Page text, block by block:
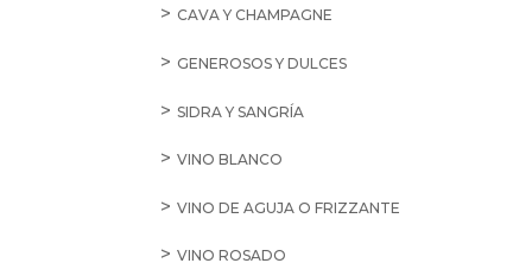
CAVA Y CHAMPAGNE
GENEROSOS Y DULCES
SIDRA Y SANGRÍA
VINO BLANCO
VINO DE AGUJA O FRIZZANTE
VINO ROSADO